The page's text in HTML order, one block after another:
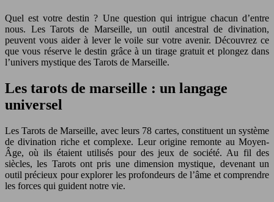
Quel est votre destin ? Une question qui intrigue chacun d’entre
nous. Les Tarots de Marseille, un outil ancestral de divination,
peuvent vous aider à lever le voile sur votre avenir. Découvrez ce
que vous réserve le destin grâce à un tirage gratuit et plongez dans
l’univers mystique des Tarots de Marseille.
Les tarots de marseille : un langage
universel
Les Tarots de Marseille, avec leurs 78 cartes, constituent un système
de divination riche et complexe. Leur origine remonte au Moyen-
Âge, où ils étaient utilisés pour des jeux de société. Au fil des
siècles, les Tarots ont pris une dimension mystique, devenant un
outil précieux pour explorer les profondeurs de l’âme et comprendre
les forces qui guident notre vie.